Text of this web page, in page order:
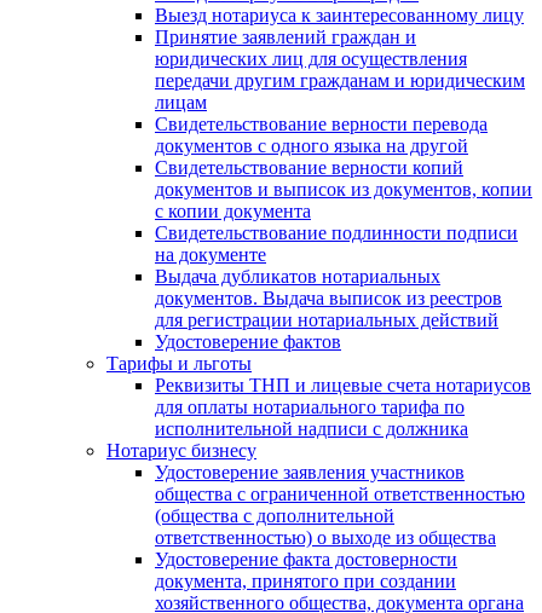
Выезд нотариуса к заинтересованному лицу
Принятие заявлений граждан и
юридических лиц для осуществления
передачи другим гражданам и юридическим
лицам
Свидетельствование верности перевода
документов с одного языка на другой
Свидетельствование верности копий
документов и выписок из документов, копии
с копии документа
Свидетельствование подлинности подписи
на документе
Выдача дубликатов нотариальных
документов. Выдача выписок из реестров
для регистрации нотариальных действий
Удостоверение фактов
Тарифы и льготы
Реквизиты ТНП и лицевые счета нотариусов
для оплаты нотариального тарифа по
исполнительной надписи с должника
Нотариус бизнесу
Удостоверение заявления участников
общества с ограниченной ответственностью
(общества с дополнительной
ответственностью) о выходе из общества
Удостоверение факта достоверности
документа, принятого при создании
хозяйственного общества, документа органа